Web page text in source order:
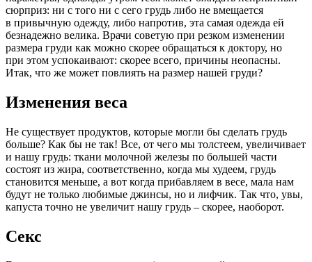
сюрприз: ни с того ни с сего грудь либо не вмещается
в привычную одежду, либо напротив, эта самая одежда ей
безнадежно велика. Врачи советую при резком изменении
размера груди как можно скорее обращаться к доктору, но
при этом успокаивают: скорее всего, причины неопасны.
Итак, что же может повлиять на размер нашей груди?
Изменения веса
Не существует продуктов, которые могли бы сделать грудь
больше? Как бы не так! Все, от чего мы толстеем, увеличивает
и нашу грудь: ткани молочной железы по большей части
состоят из жира, соответственно, когда мы худеем, грудь
становится меньше, а вот когда прибавляем в весе, мала нам
будут не только любимые джинсы, но и лифчик. Так что, увы,
капуста точно не увеличит нашу грудь – скорее, наоборот.
Секс